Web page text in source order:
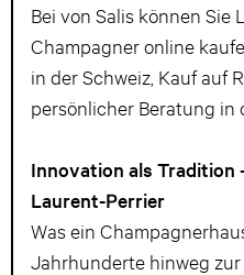
Bei von Salis können Sie
Champagner online
in der Schweiz, Kauf auf
persönlicher Beratung in
Innovation als Tradition
Laurent-Perrier
Was ein
Jahrhunderte hinweg